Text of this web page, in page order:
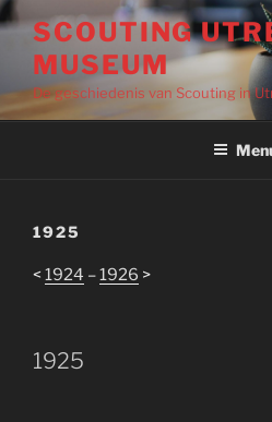
Ga
inhoud
SCOUTING
MUSEUM
De geschiedenis van Scouting in
1925
<1924 –1926 >
1925